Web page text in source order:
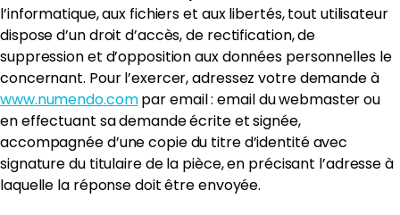
l’informatique, aux fichiers et aux libertés, tout utilisateur
dispose d’un droit d’accès, de rectification, de
suppression et d’opposition aux données personnelles le
concernant. Pour l’exercer, adressez votre demande à
www.numendo.compar email : email du webmaster ou
en effectuant sa demande écrite et signée,
accompagnée d’une copie du titre d’identité avec
signature du titulaire de la pièce, en précisant l’adresse à
laquelle la réponse doit être envoyée.